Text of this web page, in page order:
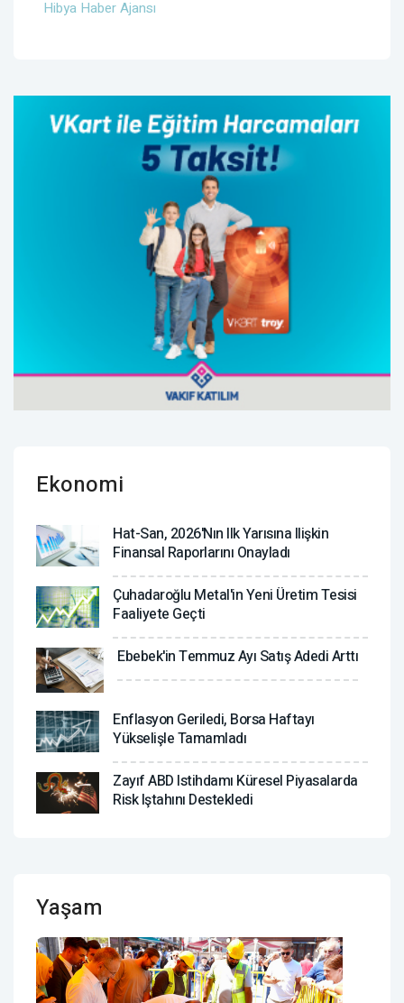
Hibya Haber Ajansı
Ekonomi
Hat-San, 2026'nın Ilk Yarısına Ilişkin
Finansal Raporlarını Onayladı
Çuhadaroğlu Metal'in Yeni Üretim Tesisi
Faaliyete Geçti
Ebebek'in Temmuz Ayı Satış Adedi Arttı
Enflasyon Geriledi, Borsa Haftayı
Yükselişle Tamamladı
Zayıf ABD Istihdamı Küresel Piyasalarda
Risk Iştahını Destekledi
Yaşam